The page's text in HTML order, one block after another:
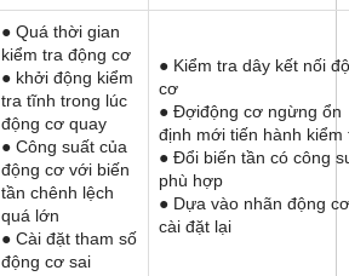
● Quá thời gian
kiểm tra động cơ
● khởi động kiểm
tra tĩnh trong lúc
động cơ quay
● Công suất của
động cơ với biến
tần chênh lệch
quá lớn
● Cài đặt tham số
động cơ sai
● Kiểm tra dây kết nối
cơ
● Đợiđộng cơ ngừng ổn
định mới tiến hành kiểm
● Đổi biến tần có công
phù hợp
● Dựa vào nhãn động cơ
cài đặt lại